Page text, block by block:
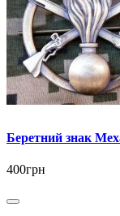
Беретний знак
400грн